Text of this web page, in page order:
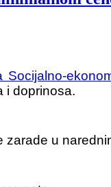
Socijalno-
i doprinosa.
u